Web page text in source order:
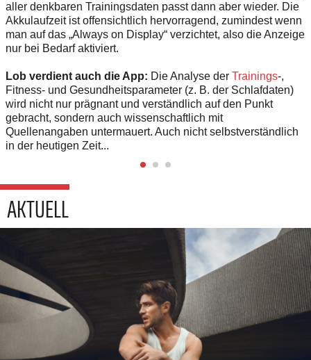
aller denkbaren Trainingsdaten passt dann aber wieder. Die
Akkulaufzeit ist offensichtlich hervorragend, zumindest wenn
man auf das „Always on Display“ verzichtet, also die Anzeige
nur bei Bedarf aktiviert.
Lob verdient auch die App: Die Analyse der Trainings-,
Fitness- und Gesundheitsparameter (z. B. der Schlafdaten)
wird nicht nur prägnant und verständlich auf den Punkt
gebracht, sondern auch wissenschaftlich mit
Quellenangaben untermauert. Auch nicht selbstverständlich
in der heutigen Zeit...
AKTUELL